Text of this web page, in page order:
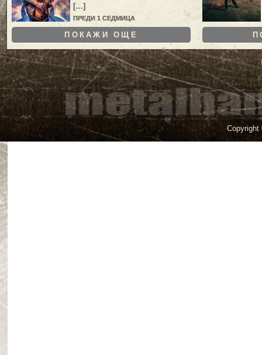
[…]
ПРЕДИ 1 СЕДМИЦА
ПОКАЖИ ОЩЕ